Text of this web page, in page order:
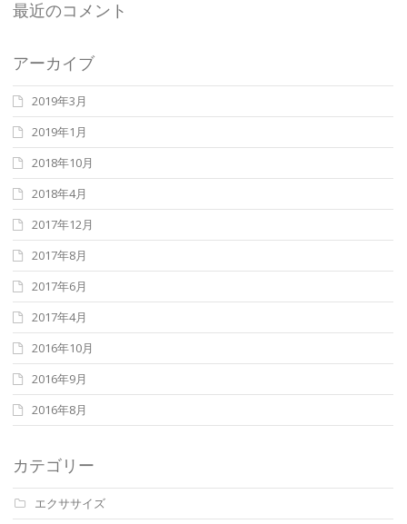
最近のコメント
アーカイブ
2019年3月
2019年1月
2018年10月
2018年4月
2017年12月
2017年8月
2017年6月
2017年4月
2016年10月
2016年9月
2016年8月
カテゴリー
エクササイズ